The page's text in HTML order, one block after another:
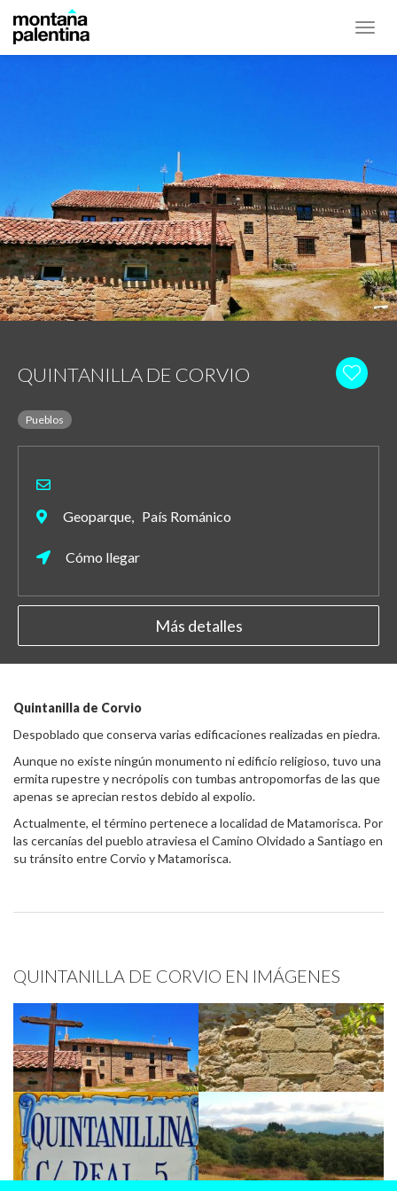
QUINTANILLA DE CORVIO
Pueblos
Geoparque, País Románico
Cómo llegar
Más detalles
Quintanilla de Corvio
Despoblado que conserva varias edificaciones realizadas en piedra.
Aunque no existe ningún monumento ni edificio religioso, tuvo una
ermita rupestre y necrópolis con tumbas antropomorfas de las que
apenas se aprecian restos debido al expolio.
Actualmente, el término pertenece a localidad de Matamorisca. Por
las cercanías del pueblo atraviesa el Camino Olvidado a Santiago en
su tránsito entre Corvio y Matamorisca.
QUINTANILLA DE CORVIO EN IMÁGENES